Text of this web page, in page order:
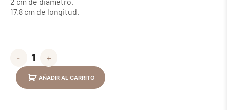
17.8 cm de longitud.
- +
AÑADIR AL CARRITO